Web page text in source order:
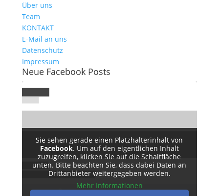
Über uns
Team
KONTAKT
E-Mail an uns
Datenschutz
Impressum
Neue Facebook Posts
Sie sehen gerade einen Platzhalterinhalt von
Facebook. Um auf den eigentlichen Inhalt
zuzugreifen, klicken Sie auf die Schaltfläche
unten. Bitte beachten Sie, dass dabei Daten an
Drittanbieter weitergegeben werden.
Mehr Informationen